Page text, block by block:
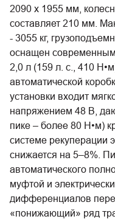
2090 х 1955 мм,
составляет 210 мм.
- 3055 кг,
оснащен
2,0 л (159 л. с., 410
автоматической
установки входит
напряжением 48 B,
пике – более 80 Н•м)
системе рекуперации
снижается на 5–8%.
автоматического
муфтой и
дифференциалов
«понижающий» ряд